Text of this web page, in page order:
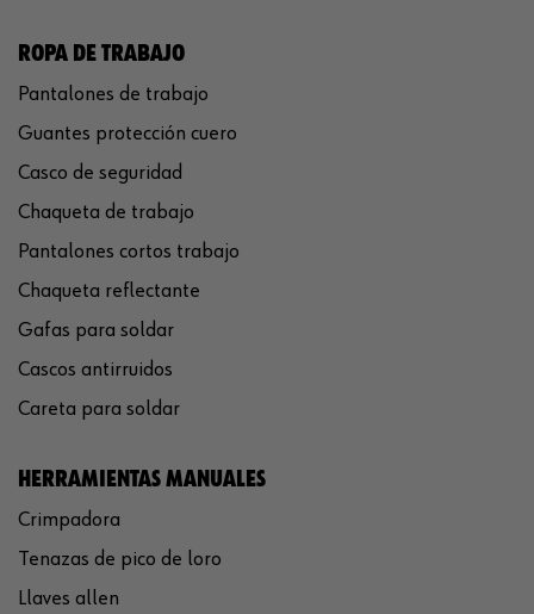
ROPA DE TRABAJO
Pantalones de trabajo
Guantes protección cuero
Casco de seguridad
Chaqueta de trabajo
Pantalones cortos trabajo
Chaqueta reflectante
Gafas para soldar
Cascos antirruidos
Careta para soldar
HERRAMIENTAS MANUALES
Crimpadora
Tenazas de pico de loro
Llaves allen